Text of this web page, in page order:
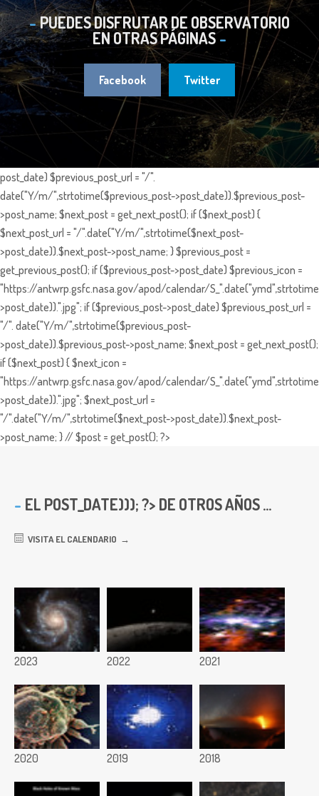
PUEDES DISFRUTAR DE OBSERVATORIO
EN OTRAS PÁGINAS
Facebook Twitter
post_date) $previous_post_url = "/".
date("Y/m/",strtotime($previous_post->post_date)).$previous_post-
>post_name; $next_post = get_next_post(); if ($next_post) {
$next_post_url = "/".date("Y/m/",strtotime($next_post-
>post_date)).$next_post->post_name; } $previous_post =
get_previous_post(); if ($previous_post->post_date) $previous_icon =
"https://antwrp.gsfc.nasa.gov/apod/calendar/
>post_date)).".jpg"; if ($previous_post->post_date) $previous_post_url =
"/". date("Y/m/",strtotime($previous_post-
>post_date)).$previous_post->post_name; $next_post = get_next_post();
if ($next_post) { $next_icon =
"https://antwrp.gsfc.nasa.gov/apod/calendar/
>post_date)).".jpg"; $next_post_url =
"/".date("Y/m/",strtotime($next_post->post_date)).$next_post-
>post_name; } // $post = get_post(); ?>
EL POST_DATE))); ?> DE OTROS AÑOS ...
VISITA EL CALENDARIO
2023 2022 2021
2020 2019 2018